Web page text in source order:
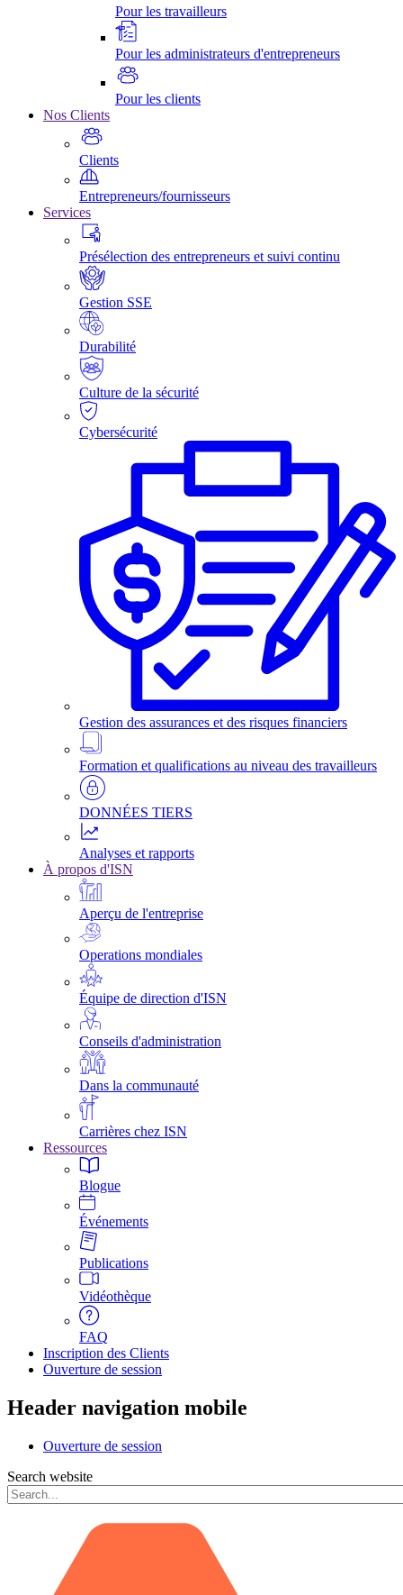
Pour les travailleurs
Pour les administrateurs d'entrepreneurs
Pour les clients
Nos Clients
Clients
Entrepreneurs/fournisseurs
Services
Présélection des entrepreneurs et suivi continu
Gestion SSE
Durabilité
Culture de la sécurité
Cybersécurité
Gestion des assurances et des risques financiers
Formation et qualifications au niveau des travailleurs
DONNÉES TIERS
Analyses et rapports
À propos d'ISN
Aperçu de l'entreprise
Operations mondiales
Équipe de direction d'ISN
Conseils d'administration
Dans la communauté
Carrières chez ISN
Ressources
Blogue
Événements
Publications
Vidéothèque
FAQ
Inscription des Clients
Ouverture de session
Header navigation mobile
Ouverture de session
Search website